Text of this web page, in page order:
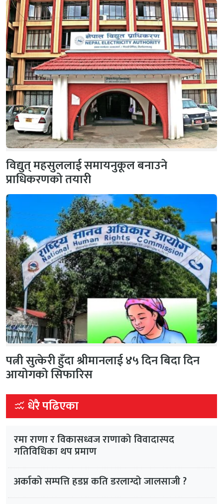
विद्युत् महसुललाई समायनुकूल बनाउने
प्राधिकरणको तयारी
पत्नी सुत्केरी हुँदा श्रीमानलाई ४५ दिन बिदा दिन
आयोगको सिफारिस
धेरै पढिएका
रमा राणा र विकासध्वज राणाको विवादास्पद
गतिविधिका थप प्रमाण
अर्काको सम्पत्ति हडप्न कति डरलाग्दो जालसाजी ?